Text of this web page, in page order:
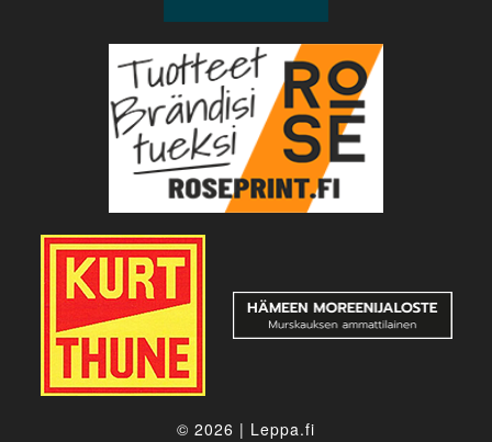
© 2026 | Leppa.fi